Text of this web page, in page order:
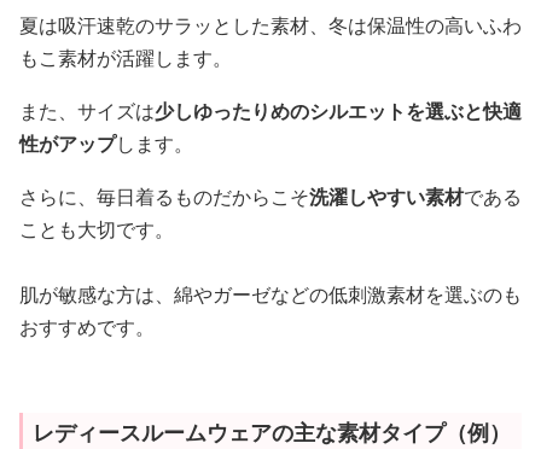
夏は吸汗速乾のサラッとした素材、冬は保温性の高いふわ
もこ素材が活躍します。
また、サイズは少しゆったりめのシルエットを選ぶと快適
性がアップします。
さらに、毎日着るものだからこそ洗濯しやすい素材である
ことも大切です。
肌が敏感な方は、綿やガーゼなどの低刺激素材を選ぶのも
おすすめです。
レディースルームウェアの主な素材タイプ（例）